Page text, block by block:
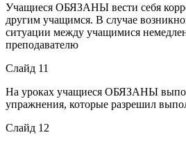
Учащиеся ОБЯЗАНЫ вести себя
другим учащимся. В случае
ситуации между учащимися
преподавателю
Слайд 11
На уроках учащиеся ОБЯЗАНЫ
упражнения, которые разрешил
Слайд 12